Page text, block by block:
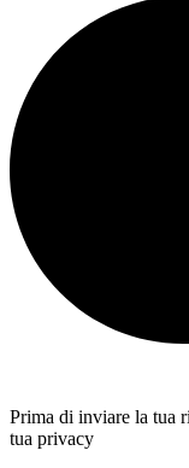
Prima di inviare la tua
tua privacy